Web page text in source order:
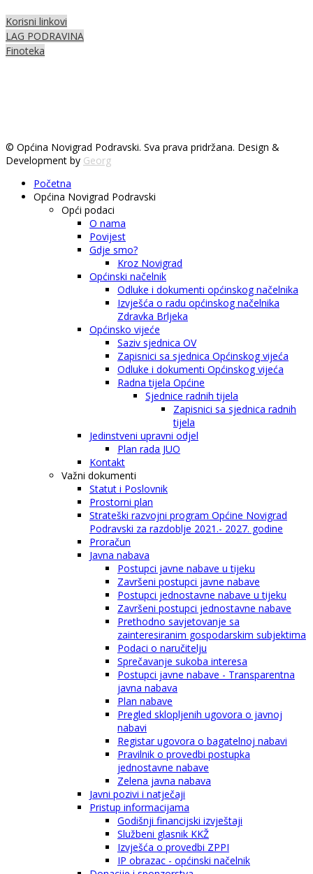
Korisni linkovi
LAG PODRAVINA
Finoteka
© Općina Novigrad Podravski. Sva prava pridržana. Design &
Development by Georg
Početna
Općina Novigrad Podravski
Opći podaci
O nama
Povijest
Gdje smo?
Kroz Novigrad
Općinski načelnik
Odluke i dokumenti općinskog načelnika
Izvješća o radu općinskog načelnika
Zdravka Brljeka
Općinsko vijeće
Saziv sjednica OV
Zapisnici sa sjednica Općinskog vijeća
Odluke i dokumenti Općinskog vijeća
Radna tijela Općine
Sjednice radnih tijela
Zapisnici sa sjednica radnih
tijela
Jedinstveni upravni odjel
Plan rada JUO
Kontakt
Važni dokumenti
Statut i Poslovnik
Prostorni plan
Strateški razvojni program Općine Novigrad
Podravski za razdoblje 2021.- 2027. godine
Proračun
Javna nabava
Postupci javne nabave u tijeku
Završeni postupci javne nabave
Postupci jednostavne nabave u tijeku
Završeni postupci jednostavne nabave
Prethodno savjetovanje sa
zainteresiranim gospodarskim subjektima
Podaci o naručitelju
Sprečavanje sukoba interesa
Postupci javne nabave - Transparentna
javna nabava
Plan nabave
Pregled sklopljenih ugovora o javnoj
nabavi
Registar ugovora o bagatelnoj nabavi
Pravilnik o provedbi postupka
jednostavne nabave
Zelena javna nabava
Javni pozivi i natječaji
Pristup informacijama
Godišnji financijski izvještaji
Službeni glasnik KKŽ
Izvješća o provedbi ZPPI
IP obrazac - općinski načelnik